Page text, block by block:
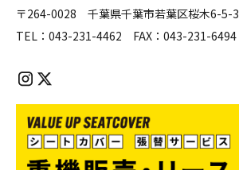
〒264-0028 千葉県千葉市若葉区桜木6-5-3
TEL： 043-231-4462 FAX： 043-231-6494